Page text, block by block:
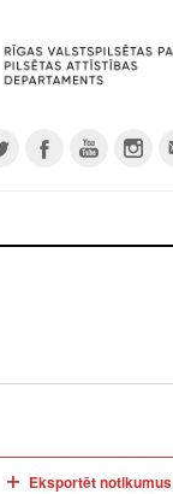
Eksportēt notikumus